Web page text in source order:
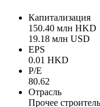
Капитализация
150.40 млн HKD
19.18 млн USD
EPS
0.01 HKD
P/E
80.62
Отрасль
Прочее